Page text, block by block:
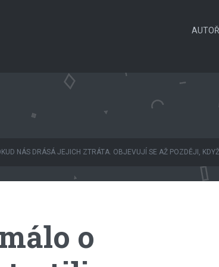
AUTOŘI
NÁS DRÁSÁ JEJICH ZTRÁTA. OBJEVUJÍ SE AŽ POZDĚJI,
o